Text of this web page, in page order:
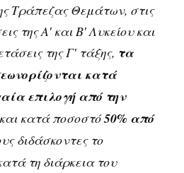
Τράπεζας Θεμάτων, στις
της Α′ και Β′ Λυκείου και
της Γ′ τάξης, τα
ορίζονται κατά
επιλογή από την
κατά ποσοστό50% από
διδάσκοντες το
τη διάρκεια του